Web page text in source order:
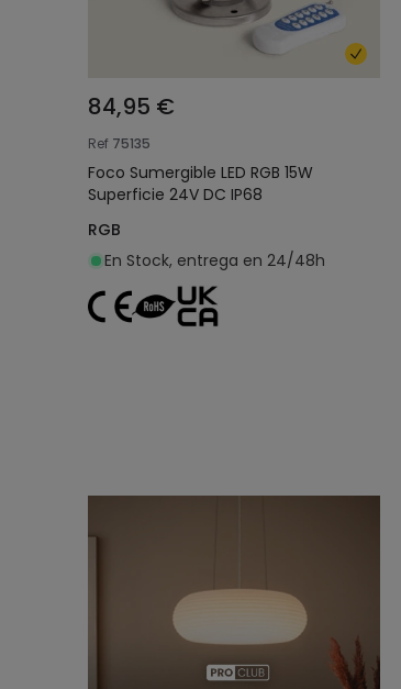
84,95 €
Ref 75135
Foco Sumergible LED RGB 15W
Superficie 24V DC IP68
RGB
En Stock, entrega en 24/48h